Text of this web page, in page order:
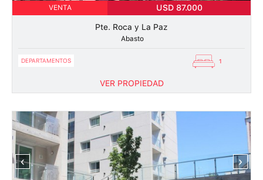
VENTA USD 87.000
Pte. Roca y La Paz
Abasto
DEPARTAMENTOS 1
VER PROPIEDAD
‹ ›